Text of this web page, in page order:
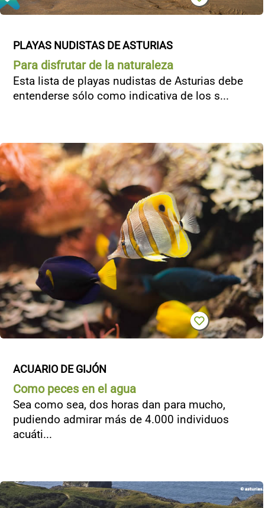
PLAYAS NUDISTAS DE ASTURIAS
Para disfrutar de la naturaleza
Esta lista de playas nudistas de Asturias debe
entenderse sólo como indicativa de los s...
ACUARIO DE GIJÓN
Como peces en el agua
Sea como sea, dos horas dan para mucho,
pudiendo admirar más de 4.000 individuos
acuáti...